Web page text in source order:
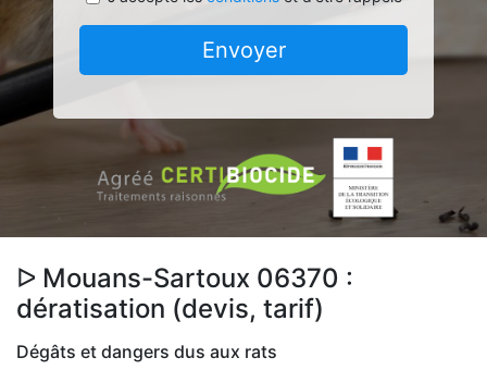
Envoyer
ᐅ Mouans-Sartoux 06370 :
dératisation (devis, tarif)
Dégâts et dangers dus aux rats